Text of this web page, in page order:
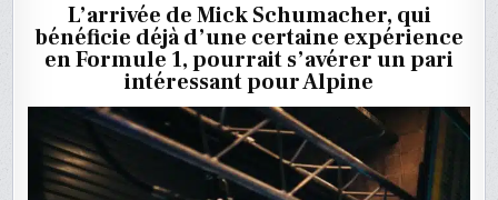
REVIENT
EN
L’arrivée de Mick Schumacher, qui
bénéficie déjà d’une certaine expérience
en Formule 1, pourrait s’avérer un pari
intéressant pour Alpine